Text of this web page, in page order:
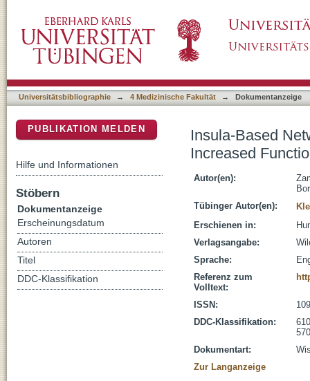
during Resting State fMRI
Universitätsbibliographie → 4 Medizinische Fakultät → Dokumentanzeige
Insula-Based
Increased
Autor(en):
Tübinger Autor(en):
Erschienen in:
Verlagsangabe:
Sprache:
Referenz zum
Volltext:
ISSN:
DDC-Klassifikation:
Dokumentart:
Zur Langanzeige
PUBLIKATION MELDEN
Hilfe und Informationen
Stöbern
Dokumentanzeige
Erscheinungsdatum
Autoren
Titel
DDC-Klassifikation